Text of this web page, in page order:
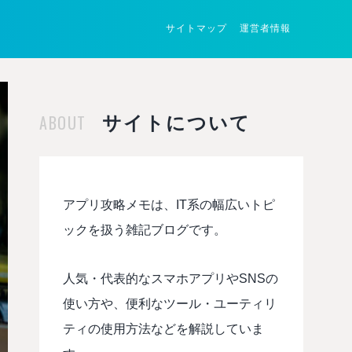
サイトマップ 運営者情報
ABOUT サイトについて
アプリ攻略メモは、IT系の幅広いトピ
ックを扱う雑記ブログです。
人気・代表的なスマホアプリやSNSの
使い方や、便利なツール・ユーティリ
ティの使用方法などを解説していま